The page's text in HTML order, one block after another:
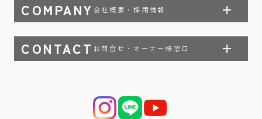
COMPANY 会社概要・採用情報
CONTACT お問合せ・オーナー様窓口